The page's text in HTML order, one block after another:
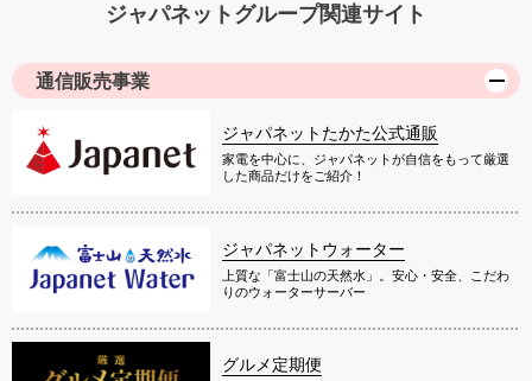
ジャパネットグループ関連サイト
通信販売事業
ジャパネットたかた公式通販
家電を中心に、ジャパネットが自信をもって厳選
した商品だけをご紹介！
ジャパネットウォーター
上質な「富士山の天然水」。安心・安全、こだわ
りのウォーターサーバー
グルメ定期便